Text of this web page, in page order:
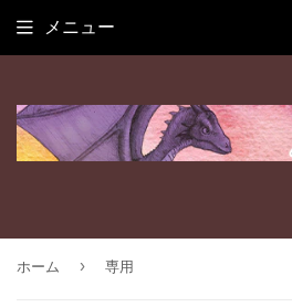
メニュー
ホーム › 専用